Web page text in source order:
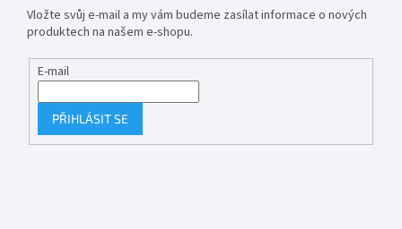
Vložte svůj e-mail a my vám budeme zasílat informace o nových
produktech na našem e-shopu.
E-mail
PŘIHLÁSIT SE